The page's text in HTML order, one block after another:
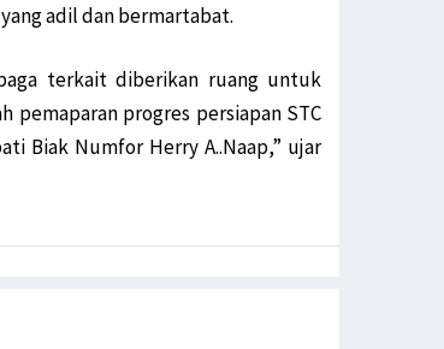
adil dan bermartabat.
terkait diberikan ruang untuk
pemaparan progres persiapan STC
Biak Numfor Herry A..Naap,” ujar